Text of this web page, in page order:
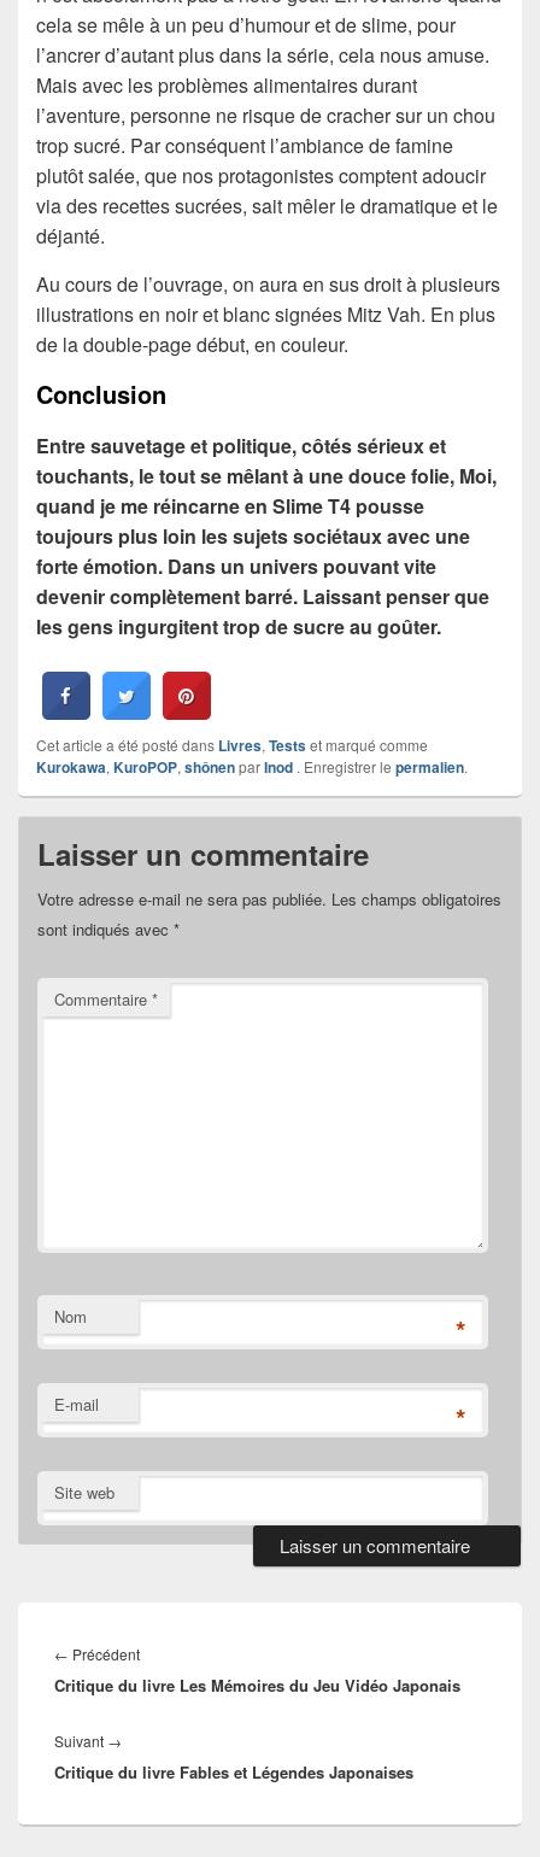
cela se mêle à un peu d’humour et de slime, pour
l’ancrer d’autant plus dans la série, cela nous amuse.
Mais avec les problèmes alimentaires durant
l’aventure, personne ne risque de cracher sur un chou
trop sucré. Par conséquent l’ambiance de famine
plutôt salée, que nos protagonistes comptent adoucir
via des recettes sucrées, sait mêler le dramatique et le
déjanté.
Au cours de l’ouvrage, on aura en sus droit à plusieurs
illustrations en noir et blanc signées Mitz Vah. En plus
de la double-page début, en couleur.
Conclusion
Entre sauvetage et politique, côtés sérieux et
touchants, le tout se mêlant à une douce folie, Moi,
quand je me réincarne en Slime T4 pousse
toujours plus loin les sujets sociétaux avec une
forte émotion. Dans un univers pouvant vite
devenir complètement barré. Laissant penser que
les gens ingurgitent trop de sucre au goûter.
Cet article a été posté dans Livres,Testset marqué comme
Kurokawa,KuroPOP,shônenparInod . Enregistrer le permalien.
Laisser un commentaire
Votre adresse e-mail ne sera pas publiée. Les champs obligatoires
sont indiqués avec *
Commentaire *
Nom *
E-mail *
Site web
de
l’article
← PrécédentArticle
précédent :
Critique du livre Les Mémoires du Jeu Vidéo Japonais
Suivant →
suivant :
Critique du livre Fables et Légendes Japonaises